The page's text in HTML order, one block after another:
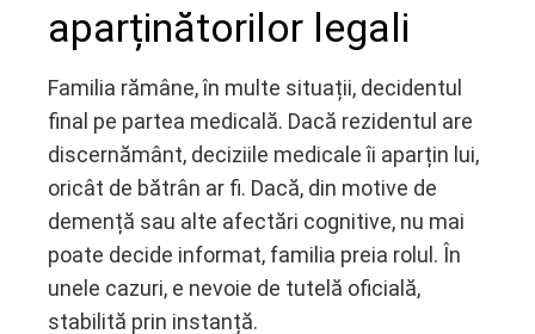
aparținătorilor legali
Familia rămâne, în multe situații, decidentul
final pe partea medicală. Dacă rezidentul are
discernământ, deciziile medicale îi aparțin lui,
oricât de bătrân ar fi. Dacă, din motive de
demență sau alte afectări cognitive, nu mai
poate decide informat, familia preia rolul. În
unele cazuri, e nevoie de tutelă oficială,
stabilită prin instanță.